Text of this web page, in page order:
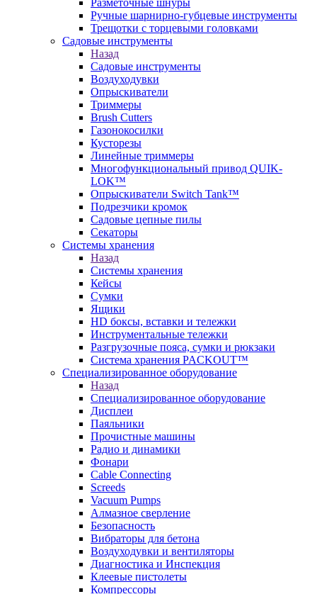
Разметочные шнуры
Ручные шарнирно-губцевые инструменты
Трещотки с торцевыми головками
Садовые инструменты
Назад
Садовые инструменты
Воздуходувки
Опрыскиватели
Триммеры
Brush Cutters
Газонокосилки
Кусторезы
Линейные триммеры
Многофункциональный привод QUIK-
LOK™
Опрыскиватели Switch Tank™
Подрезчики кромок
Садовые цепные пилы
Секаторы
Системы хранения
Назад
Системы хранения
Кейсы
Сумки
Ящики
HD боксы, вставки и тележки
Инструментальные тележки
Разгрузочные пояса, сумки и рюкзаки
Система хранения PACKOUT™
Специализированное оборудование
Назад
Специализированное оборудование
Дисплеи
Паяльники
Прочистные машины
Радио и динамики
Фонари
Cable Connecting
Screeds
Vacuum Pumps
Алмазное сверление
Безопасность
Вибраторы для бетона
Воздуходувки и вентиляторы
Диагностика и Инспекция
Клеевые пистолеты
Компрессоры